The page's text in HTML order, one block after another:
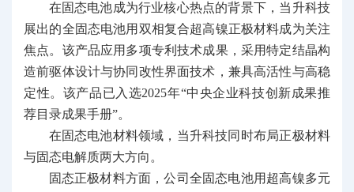
在固态电池成为行业核心热点的背景下，当升科技
展出的全固态电池用双相复合超高镍正极材料成为关注
焦点。该产品应用多项专利技术成果，采用特定结晶构
造前驱体设计与协同改性界面技术，兼具高活性与高稳
定性。该产品已入选2025年“中央企业科技创新成果推
荐目录成果手册”。
在固态电池材料领域，当升科技同时布局正极材料
与固态电解质两大方向。
固态正极材料方面，公司全固态电池用超高镍多元